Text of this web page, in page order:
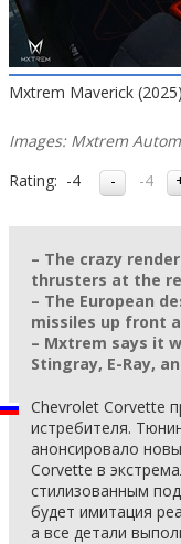
Mxtrem Maverick
Images: Mxtrem
Rating: -4 -4
– The crazy
thrusters at the
– The European
missiles up front
– Mxtrem says it
Stingray, E-Ray,
Chevrolet Corvette
истребителя.
анонсировало
Corvette в
стилизованным
будет имитация
а все детали